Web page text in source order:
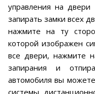
управления на двери
запирать замки всех
нажмите на ту
которой изображен
все двери, нажмите
запирания и
автомобиля вы
системы